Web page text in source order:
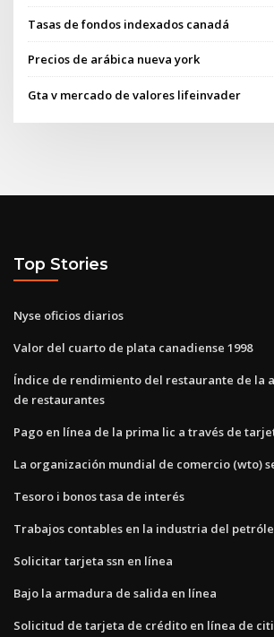
Tasas de fondos indexados canadá
Precios de arábica nueva york
Gta v mercado de valores lifeinvader
Top Stories
Nyse oficios diarios
Valor del cuarto de plata canadiense 1998
Índice de rendimiento del restaurante de la
de restaurantes
Pago en línea de la prima lic a través de
La organización mundial de comercio (wto)
Tesoro i bonos tasa de interés
Trabajos contables en la industria del
Solicitar tarjeta ssn en línea
Bajo la armadura de salida en línea
Solicitud de tarjeta de crédito en línea de